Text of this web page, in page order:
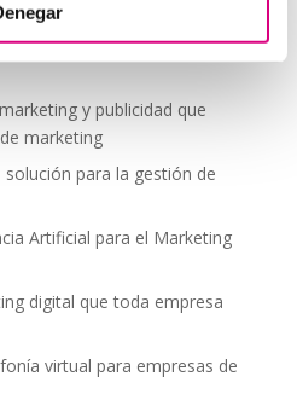
remoto: comunícate
y publicidad que
marketing
para la gestión de
Artificial para el Marketing
digital que toda empresa
virtual para empresas de